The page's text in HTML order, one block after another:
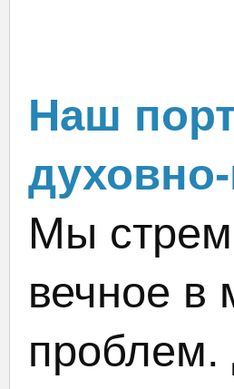
Наш
Мы
вечное в
проблем.